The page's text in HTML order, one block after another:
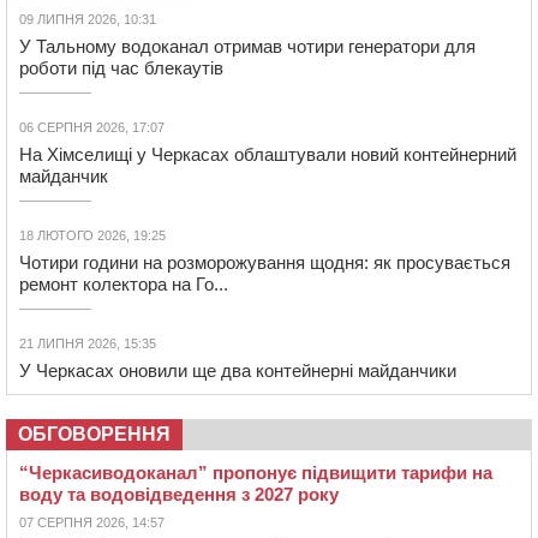
09 ЛИПНЯ 2026, 10:31
У Тальному водоканал отримав чотири генератори для
роботи під час блекаутів
06 СЕРПНЯ 2026, 17:07
На Хімселищі у Черкасах облаштували новий контейнерний
майданчик
18 ЛЮТОГО 2026, 19:25
Чотири години на розморожування щодня: як просувається
ремонт колектора на Го...
21 ЛИПНЯ 2026, 15:35
У Черкасах оновили ще два контейнерні майданчики
ОБГОВОРЕННЯ
“Черкасиводоканал” пропонує підвищити тарифи на
воду та водовідведення з 2027 року
07 СЕРПНЯ 2026, 14:57